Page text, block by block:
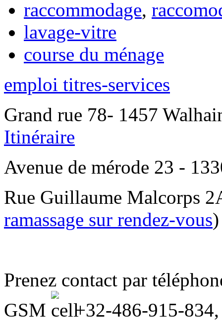
raccommodage,
lavage-vitre
course du ménage
emploi titres-services
Grand rue 78- 1457
Itinéraire
Avenue de mérode 23 -
Rue Guillaume Malcorps
ramassage sur rendez-vous)
Prenez contact par
GSM
+32-486-915-834